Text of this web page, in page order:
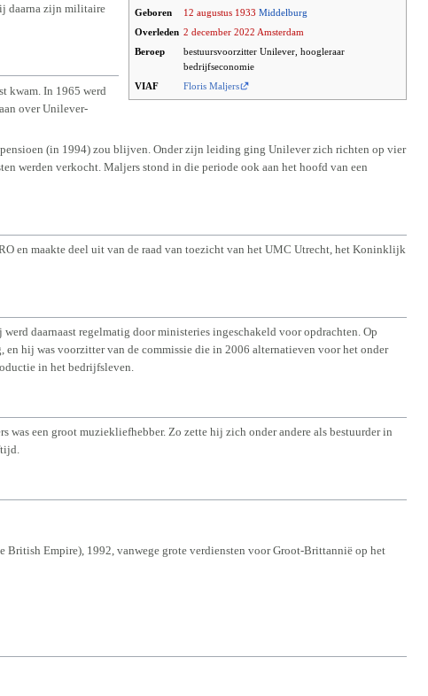
Geboren
12 augustus 1933 Middelburg
Overleden 2 december 2022 Amsterdam
Beroep
bestuursvoorzitter Unilever, hoogleraar
bedrijfseconomie
VIAF
Floris Maljers
daarna zijn militaire
kwam. In 1965 werd
over Unilever-
(in 1994) zou blijven. Onder zijn leiding ging Unilever zich richten op vier
werden verkocht. Maljers stond in die periode ook aan het hoofd van een
en maakte deel uit van de raad van toezicht van het UMC Utrecht, het Koninklijk
daarnaast regelmatig door ministeries ingeschakeld voor opdrachten. Op
hij was voorzitter van de commissie die in 2006 alternatieven voor het onder
in het bedrijfsleven.
was een groot muziekliefhebber. Zo zette hij zich onder andere als bestuurder in
Empire), 1992, vanwege grote verdiensten voor Groot-Brittannië op het